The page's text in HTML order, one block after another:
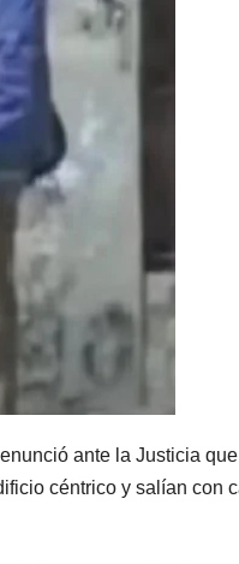
ante la Justicia
céntrico y salían con
de
volvió a
temblar:
vecinos
un
7 AGOSTO,